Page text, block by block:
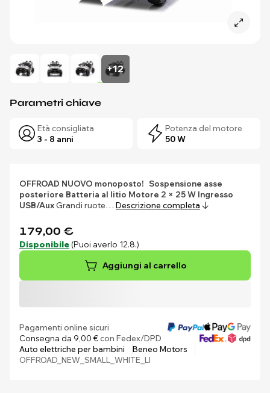
+12
Parametri chiave
Età consigliata
3 - 8 anni
Potenza del motore
50 W
OFFROAD NUOVO monoposto! Sospensione asse
posteriore Batteria al litio Motore 2 × 25 W Ingresso
USB/AuxGrandi ruote… Descrizione completa
179,00 €
Disponibile (Puoi averlo 12.8.)
Aggiungi al carrello
Pagamenti online sicuri
Consegna da 9,00 €con Fedex/DPD
Auto elettriche per bambini
Beneo Motors
OFFROAD_NEW_SMALL_WHITE_LI